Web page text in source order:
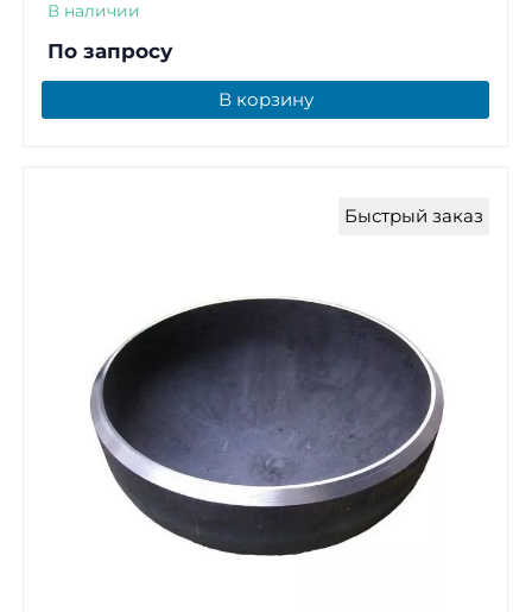
В наличии
По запросу
В корзину
Быстрый заказ